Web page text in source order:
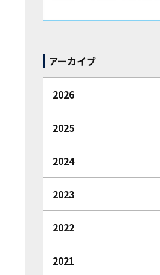
アーカイブ
2026
2025
2024
2023
2022
2021